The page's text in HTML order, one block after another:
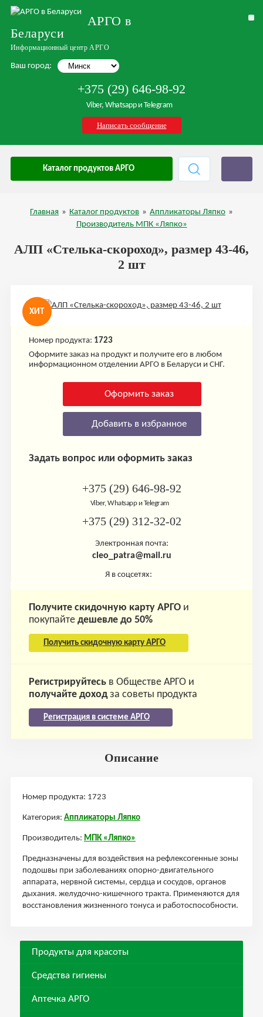
АРГО в
Беларуси
Информационный центр АРГО
Ваш город:
+375 (29) 646-98-92
Viber, Whatsapp и Telegram
Написать сообщение
Каталог продуктов АРГО
Главная » Каталог продуктов » Аппликаторы Ляпко »
Производитель МПК «Ляпко»
АЛП «Стелька-скороход», размер 43-46,
2 шт
ХИТ
Номер продукта: 1723
Оформите заказ на продукт и получите его в любом
информационном отделении АРГО в Беларуси и СНГ.
Оформить заказ
Добавить в избранное
Задать вопрос или оформить заказ
+375 (29) 646-98-92
Viber, Whatsapp и Telegram
+375 (29) 312-32-02
Электронная почта:
cleo_patra@mail.ru
Я в соцсетях:
Получите скидочную карту АРГОи
покупайте дешевле до 50%
Получить скидочную карту АРГО
Регистрируйтесьв Обществе АРГО и
получайте доходза советы продукта
Регистрация в системе АРГО
Описание
Номер продукта: 1723
Категория: Аппликаторы Ляпко
Производитель: МПК «Ляпко»
Предназначены для воздействия на рефлексогенные зоны
подошвы при заболеваниях опорно-двигательного
аппарата, нервной системы, сердца и сосудов, органов
дыхания. желудочно-кишечного тракта. Применяются для
восстановления жизненного тонуса и работоспособности.
Продукты для красоты
Средства гигиены
Аптечка АРГО